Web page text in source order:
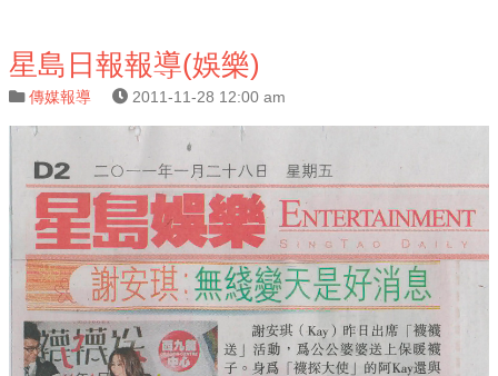
星島日報報導(娛樂)
傳媒報導 2011-11-28 12:00 am